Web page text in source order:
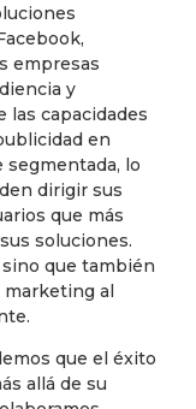
empresas
y
capacidades
en
segmentada, lo
dirigir sus
que más
soluciones.
que también
al
que el éxito
allá de su